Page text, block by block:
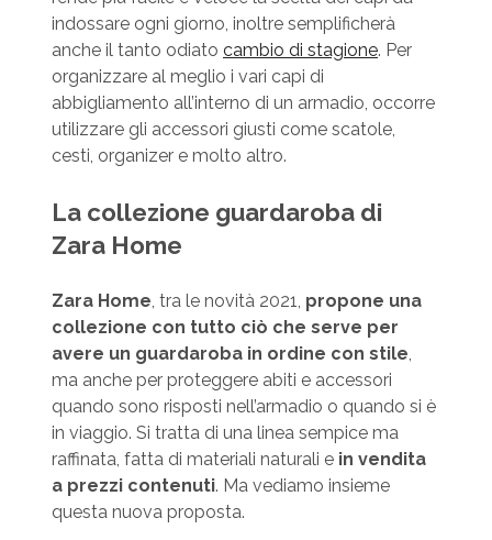
indossare ogni giorno, inoltre semplificherà
anche il tanto odiato cambio di stagione. Per
organizzare al meglio i vari capi di
abbigliamento all’interno di un armadio, occorre
utilizzare gli accessori giusti come scatole,
cesti, organizer e molto altro.
La collezione guardaroba di
Zara Home
Zara Home, tra le novità 2021, propone una
collezione con tutto ciò che serve per
avere un guardaroba in ordine con stile,
ma anche per proteggere abiti e accessori
quando sono risposti nell’armadio o quando si è
in viaggio. Si tratta di una linea sempice ma
raffinata, fatta di materiali naturali e in vendita
a prezzi contenuti. Ma vediamo insieme
questa nuova proposta.